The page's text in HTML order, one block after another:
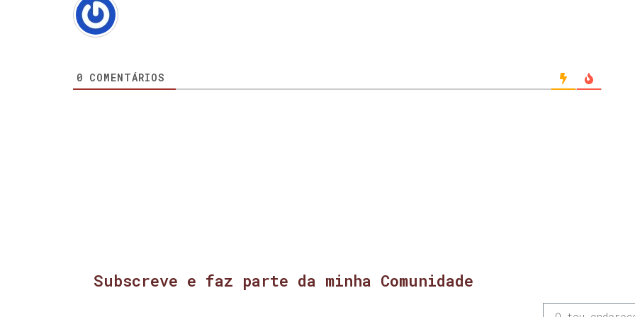
0 COMENTÁRIOS
Subscreve e faz parte da minha Comunidade